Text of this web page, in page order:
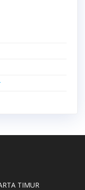
TIMUR